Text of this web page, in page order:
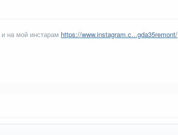
и на мой инстарам https://www.instagram.c...gda35remont/